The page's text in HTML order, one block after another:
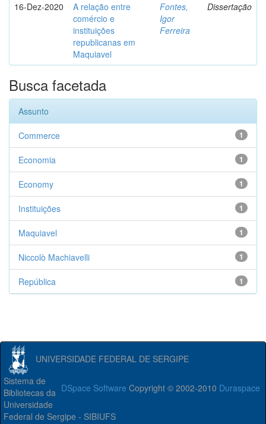
16-Dez-2020
A relação entre
comércio e
instituições
republicanas em
Maquiavel
Fontes,
Igor
Ferreira
Dissertação
Busca facetada
Assunto
1
Commerce
1
Economia
1
Economy
1
Instituições
1
Maquiavel
1
Niccolò Machiavelli
1
República
UNIVERSIDADE FEDERAL DE SERGIPE
DSpace Software Copyright © 2002-2010 Duraspace
Sistema de
Bibliotecas da
Universidade
Federal de Sergipe - SIBIUFS